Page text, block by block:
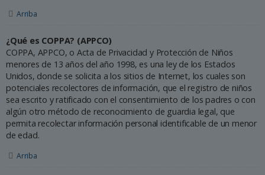
Arriba
¿Qué es COPPA? (APPCO)
COPPA, APPCO, o Acta de Privacidad y Protección de Niños
menores de 13 años del año 1998, es una ley de los Estados
Unidos, donde se solicita a los sitios de Internet, los cuales son
potenciales recolectores de información, que el registro de niños
sea escrito y ratificado con el consentimiento de los padres o con
algún otro método de reconocimiento de guardia legal, que
permita recolectar información personal identificable de un menor
de edad.
Arriba